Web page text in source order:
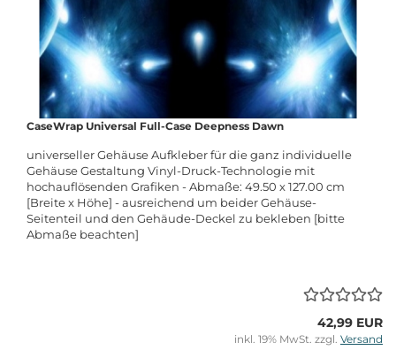
CaseWrap Universal Full-Case Deepness Dawn
universeller Gehäuse Aufkleber für die ganz individuelle
Gehäuse Gestaltung Vinyl-Druck-Technologie mit
hochauflösenden Grafiken - Abmaße: 49.50 x 127.00 cm
[Breite x Höhe] - ausreichend um beider Gehäuse-
Seitenteil und den Gehäude-Deckel zu bekleben [bitte
Abmaße beachten]
42,99 EUR
inkl. 19% MwSt. zzgl. Versand